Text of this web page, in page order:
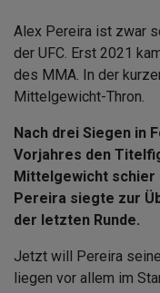
Alex Pereira ist zwar
der UFC. Erst 2021
des MMA. In der
Mittelgewicht-Thron.
Nach drei Siegen in
Vorjahres den
Mittelgewicht schier
Pereira siegte zur
der letzten Runde.
Jetzt will Pereira
liegen vor allem im